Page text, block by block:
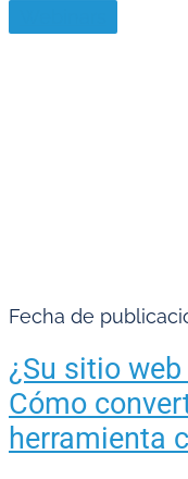
Fecha de
¿Su sitio
Cómo
herramienta